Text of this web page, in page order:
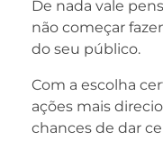
De nada vale
não começar
do seu público.
Com a escolha
ações mais
chances de dar